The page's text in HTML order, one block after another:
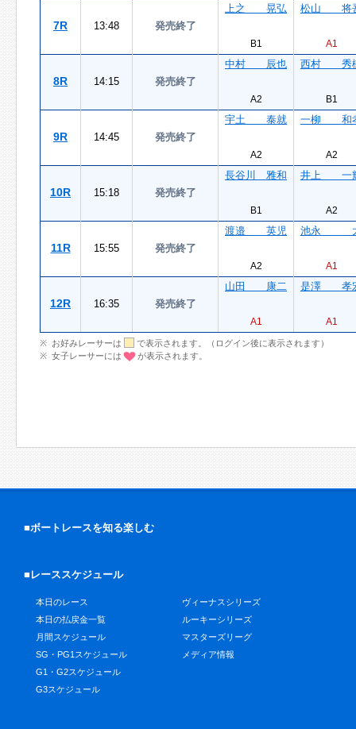
7R 13:48 発売終了
上之 晃弘
B1
松山 将
A1
8R 14:15 発売終了
中村 辰也
A2
西村 秀
B1
9R 14:45 発売終了
宇土 泰就
A2
一柳 和
A2
10R 15:18 発売終了
長谷川 雅和
B1
井上 一
A2
11R 15:55 発売終了
渡邉 英児
A2
池永
A1
12R 16:35 発売終了
山田 康二
A1
是澤 孝
A1
お好みレーサーは
で表示されます。（ログイン後に表示されます）
女子レーサーには
が表示されます。
■ボートレースを知る楽しむ
■レーススケジュール
本日のレース
本日の払戻金一覧
月間スケジュール
SG・PG1スケジュール
G1・G2スケジュール
G3スケジュール
ヴィーナスシリーズ
ルーキーシリーズ
マスターズリーグ
メディア情報